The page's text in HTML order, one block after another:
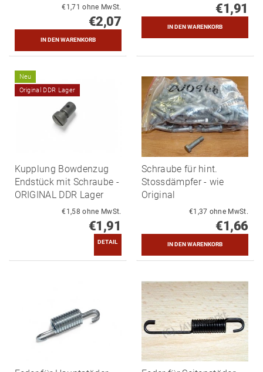
€1,71 ohne MwSt.
€2,07
€1,91
Neu
Original DDR Lager
Kupplung Bowdenzug
Endstück mit Schraube -
ORIGINAL DDR Lager
€1,58 ohne MwSt.
€1,91
DETAIL
Schraube für hint.
Stossdämpfer - wie
Original
€1,37 ohne MwSt.
€1,66